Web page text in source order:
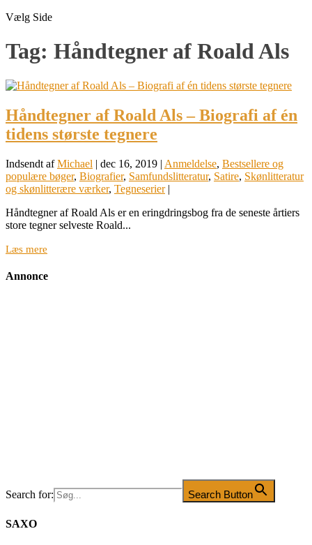
Vælg Side
Tag: Håndtegner af Roald Als
Håndtegner af Roald Als – Biografi af én
tidens største tegnere
Indsendt afMichael | dec 16, 2019 | Anmeldelse, Bestsellere og
populære bøger, Biografier, Samfundslitteratur, Satire, Skønlitteratur
og skønlitterære værker, Tegneserier|
Håndtegner af Roald Als er en eringdringsbog fra de seneste årtiers
store tegner selveste Roald...
Læs mere
Annonce
Search for: Search Button
SAXO